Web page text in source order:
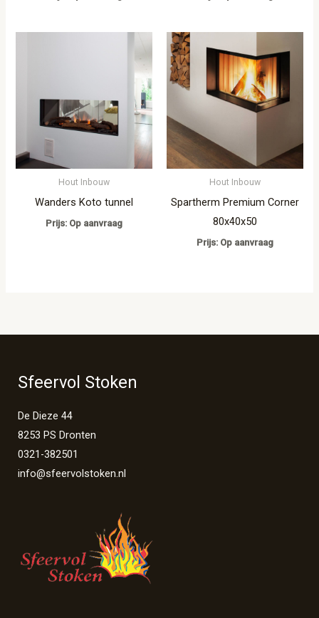
Hout Inbouw
Wanders Koto tunnel
Prijs: Op aanvraag
Hout Inbouw
Spartherm Premium Corner
80x40x50
Prijs: Op aanvraag
Sfeervol Stoken
De Dieze 44
8253 PS Dronten
0321-382501
info@sfeervolstoken.nl